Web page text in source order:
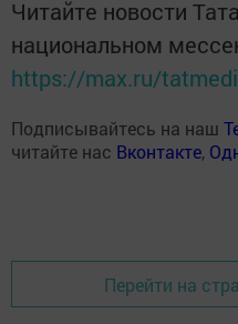
Читайте новости
национальном
https://max.ru/
Подписывайтесь на наш
читайте нас Вконтакте,
Перейти на